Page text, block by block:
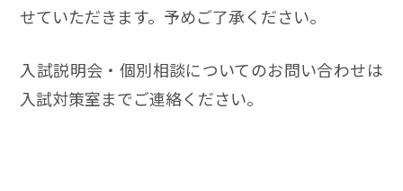
せていただきます。予めご了承ください。
入試説明会・個別相談についてのお問い合わせは
入試対策室までご連絡ください。